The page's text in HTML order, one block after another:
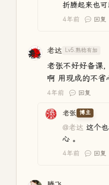
折腾起来也可
4年前 回复
老达 Lv5.熟稔有加
老张不好好备课
啊 用现成的不省
4年前 回复
老张 博主
@老达 这个
心 。
4年前 回复